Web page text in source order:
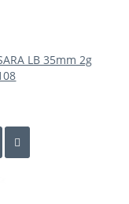
LB 35mm 2g